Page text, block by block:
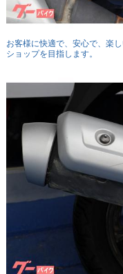
お客様に快適で、安心で、楽
ショップを目指します。